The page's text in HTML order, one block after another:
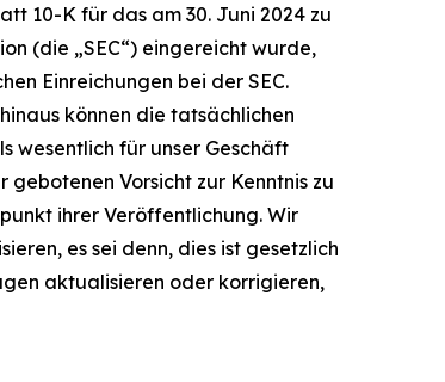
10-K für das am 30. Juni 2024 zu
(die „SEC“) eingereicht wurde,
Einreichungen bei der SEC.
können die tatsächlichen
wesentlich für unser Geschäft
Vorsicht zur Kenntnis zu
ihrer Veröffentlichung. Wir
es sei denn, dies ist gesetzlich
aktualisieren oder korrigieren,